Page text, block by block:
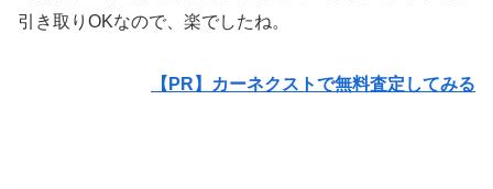
引き取りOKなので、楽でしたね。
【PR】カーネクストで無料査定してみる